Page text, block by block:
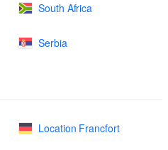
South Africa
Serbia
Location Francfort